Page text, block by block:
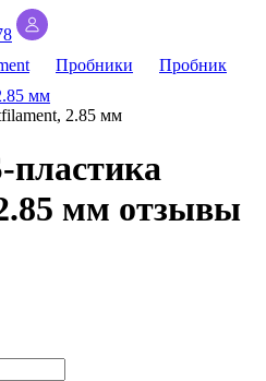
Пробники
Пробник
мм
2.85 мм
мм отзывы